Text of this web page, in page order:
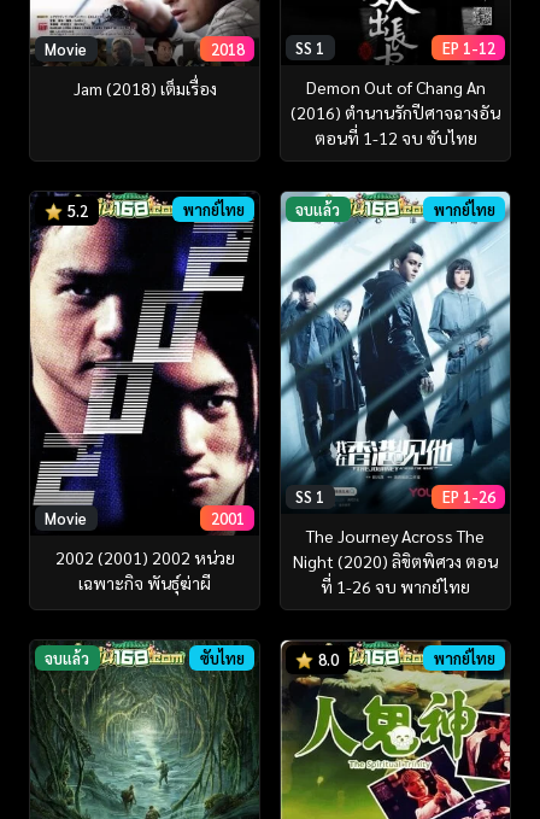
Movie 2018
Jam (2018) เต็มเรื่อง
SS 1 EP 1-12
Demon Out of Chang An
(2016) ตำนานรักปีศาจฉางอัน
ตอนที่ 1-12 จบ ซับไทย
5.2 พากย์ไทย
Movie 2001
2002 (2001) 2002 หน่วย
เฉพาะกิจ พันธุ์ฆ่าผี
จบแล้ว พากย์ไทย
SS 1 EP 1-26
The Journey Across The
Night (2020) ลิขิตพิศวง ตอน
ที่ 1-26 จบ พากย์ไทย
จบแล้ว ซับไทย 8.0 พากย์ไทย